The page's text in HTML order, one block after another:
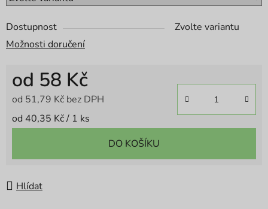
Dostupnost
Zvolte variantu
Možnosti doručení
od 58 Kč
od 51,79 Kč bez DPH
Měrná cena:
od 40,35 Kč / 1 ks
DO KOŠÍKU
Hlídat